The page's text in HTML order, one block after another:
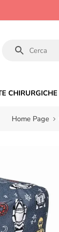
CHIRURGICHE
Home Page